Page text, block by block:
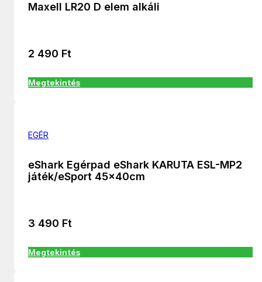
Maxell LR20 D elem alkáli
2 490 Ft
Megtekintés
EGÉR
eShark Egérpad eShark KARUTA ESL-MP2
játék/eSport 45x40cm
3 490 Ft
Megtekintés